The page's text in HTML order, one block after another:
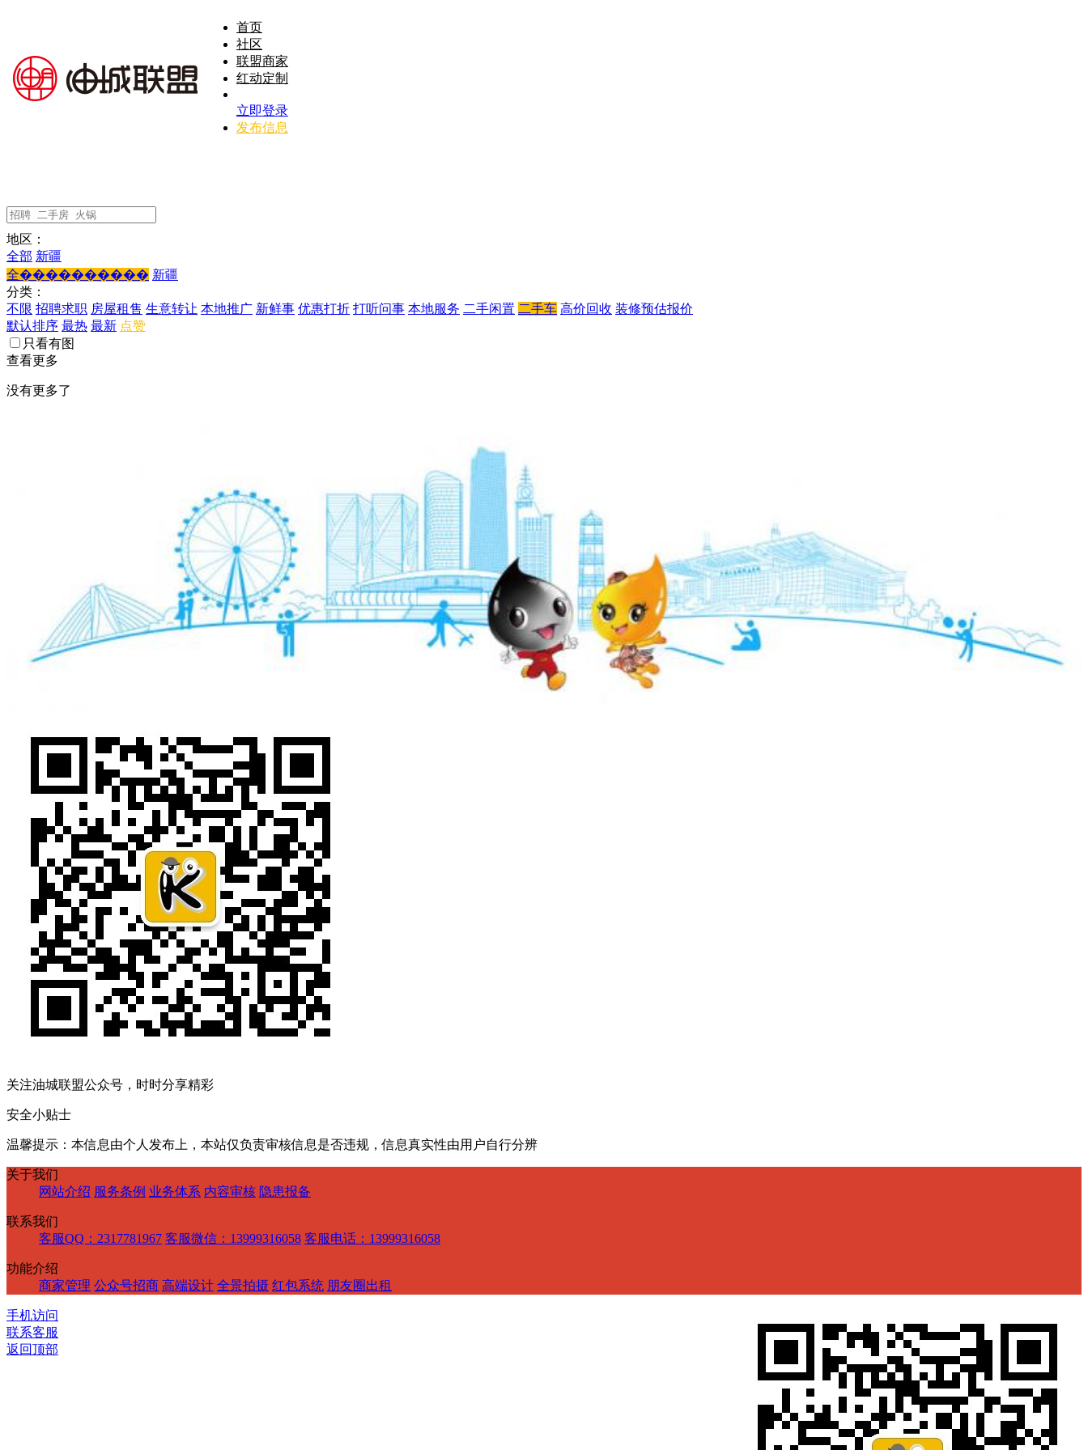
首页
社区
联盟商家
红动定制
立即登录
发布信息
地区：
全部 新疆
全���������� 新疆
分类：
不限 招聘求职 房屋租售 生意转让 本地推广 新鲜事 优惠打折 打听问事 本地服务 二手闲置 二手车 高价回收 装修预估报价
默认排序 最热 最新 点赞
只看有图
查看更多
没有更多了
关注油城联盟公众号，时时分享精彩
安全小贴士
温馨提示：本信息由个人发布上，本站仅负责审核信息是否违规，信息真实性由用户自行分辨
关于我们
网站介绍 服务条例 业务体系 内容审核 隐患报备
联系我们
客服QQ：2317781967 客服微信：13999316058 客服电话：13999316058
功能介绍
商家管理 公众号招商 高端设计 全景拍摄 红包系统 朋友圈出租
手机访问
联系客服
返回顶部